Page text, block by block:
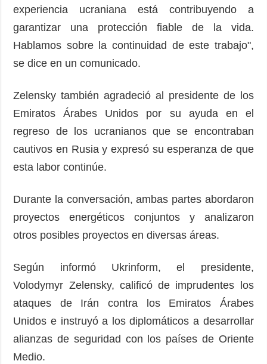
experiencia ucraniana está contribuyendo a
garantizar una protección fiable de la vida.
Hablamos sobre la continuidad de este trabajo",
se dice en un comunicado.
Zelensky también agradeció al presidente de los
Emiratos Árabes Unidos por su ayuda en el
regreso de los ucranianos que se encontraban
cautivos en Rusia y expresó su esperanza de que
esta labor continúe.
Durante la conversación, ambas partes abordaron
proyectos energéticos conjuntos y analizaron
otros posibles proyectos en diversas áreas.
Según informó Ukrinform, el presidente,
Volodymyr Zelensky, calificó de imprudentes los
ataques de Irán contra los Emiratos Árabes
Unidos e instruyó a los diplomáticos a desarrollar
alianzas de seguridad con los países de Oriente
Medio.